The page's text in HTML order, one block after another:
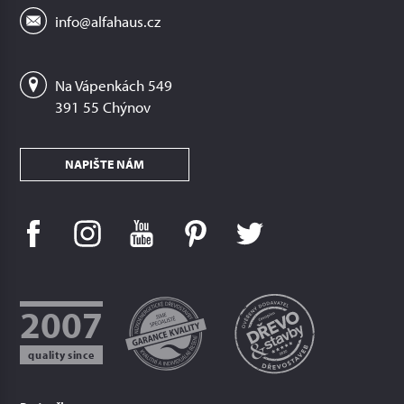
info@alfahaus.cz
Na Vápenkách 549
391 55 Chýnov
NAPIŠTE NÁM
2007
quality since